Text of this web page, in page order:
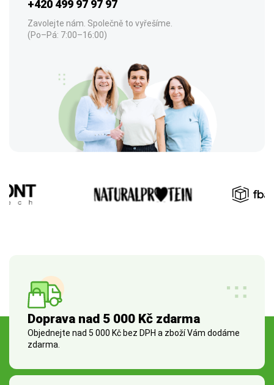
+420 499 97 97 97
Zavolejte nám. Společně to vyřešíme.
(Po–Pá: 7:00–16:00)
Doprava nad 5 000 Kč zdarma
Objednejte nad 5 000 Kč bez DPH a zboží Vám dodáme
zdarma.